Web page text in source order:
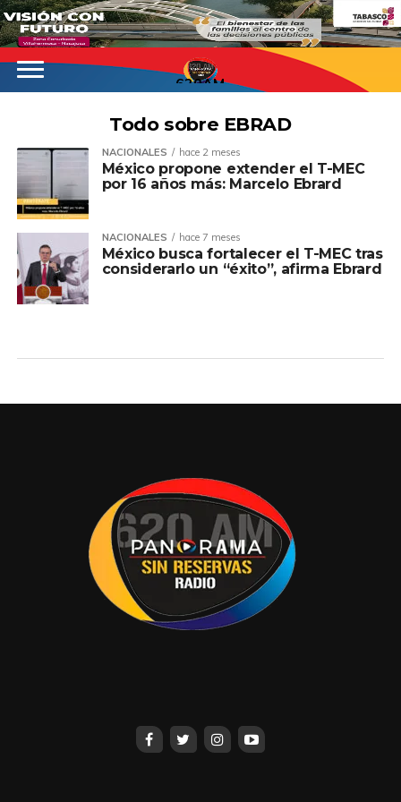
620AM
Todo sobre EBRAD
NACIONALES hace 2 meses
México propone extender el T-MEC
por 16 años más: Marcelo Ebrard
NACIONALES hace 7 meses
México busca fortalecer el T-MEC tras
considerarlo un “éxito”, afirma Ebrard